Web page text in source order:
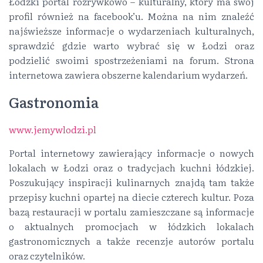
profil również na facebook’u. Można na nim znaleźć
najświeższe informacje o wydarzeniach kulturalnych,
sprawdzić gdzie warto wybrać się w Łodzi oraz
podzielić swoimi spostrzeżeniami na forum. Strona
internetowa zawiera obszerne kalendarium wydarzeń.
Gastronomia
www.jemywlodzi.pl
Portal internetowy zawierający informacje o nowych
lokalach w Łodzi oraz o tradycjach kuchni łódzkiej.
Poszukujący inspiracji kulinarnych znajdą tam także
przepisy kuchni opartej na diecie czterech kultur. Poza
bazą restauracji w portalu zamieszczane są informacje
o aktualnych promocjach w łódzkich lokalach
gastronomicznych a także recenzje autorów portalu
oraz czytelników.